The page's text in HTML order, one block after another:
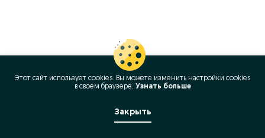
Этот сайт использует cookies. Вы можете изменить настройки cookies
в своeм браузере. Узнать больше
Закрыть